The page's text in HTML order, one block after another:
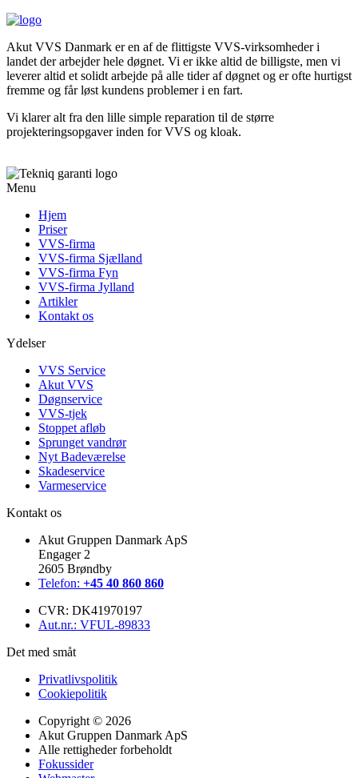
Akut VVS Danmark er en af de flittigste VVS-virksomheder i
landet der arbejder hele døgnet. Vi er ikke altid de billigste, men vi
leverer altid et solidt arbejde på alle tider af døgnet og er ofte hurtigst
fremme og får løst kundens problemer i en fart.
Vi klarer alt fra den lille simple reparation til de større
projekteringsopgaver inden for VVS og kloak.
Menu
Hjem
Priser
VVS-firma
VVS-firma Sjælland
VVS-firma Fyn
VVS-firma Jylland
Artikler
Kontakt os
Ydelser
VVS Service
Akut VVS
Døgnservice
VVS-tjek
Stoppet afløb
Sprunget vandrør
Nyt Badeværelse
Skadeservice
Varmeservice
Kontakt os
Akut Gruppen Danmark ApS
Engager 2
2605 Brøndby
Telefon: +45 40 860 860
CVR: DK41970197
Aut.nr.: VFUL-89833
Det med småt
Privatlivspolitik
Cookiepolitik
Copyright © 2026
Akut Gruppen Danmark ApS
Alle rettigheder forbeholdt
Fokussider